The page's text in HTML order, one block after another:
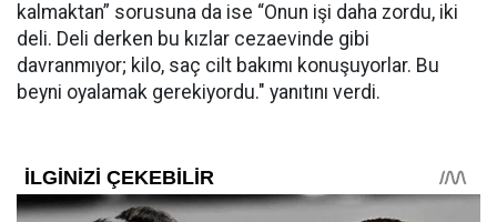
kalmaktan” sorusuna da ise “Onun işi daha zordu, iki
deli. Deli derken bu kızlar cezaevinde gibi
davranmıyor; kilo, saç cilt bakımı konuşuyorlar. Bu
beyni oyalamak gerekiyordu." yanıtını verdi.